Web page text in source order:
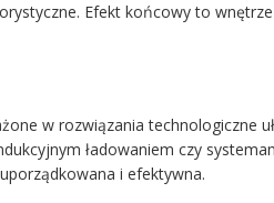
Efekt końcowy to
w rozwiązania technologiczne
ładowaniem czy
i efektywna.